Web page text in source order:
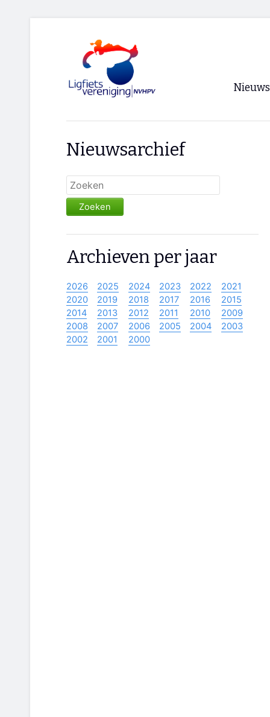
Nieuws
Nieuwsarchief
Zoeken
Archieven per jaar
2026 2025 2024 2023 2022
2021
2020
2019 2018 2017 2016
2015
2014
2013 2012 2011 2010
2009
2008
2007 2006 2005 2004
2003
2002
2001 2000